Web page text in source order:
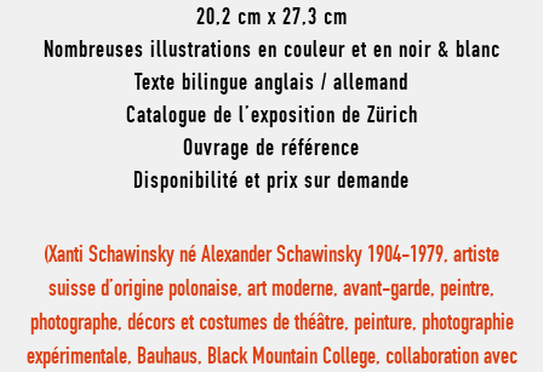
20,2 cm x 27,3 cm
Nombreuses illustrations en couleur et en noir & blanc
Texte bilingue anglais / allemand
Catalogue de l’exposition de Zürich
Ouvrage de référence
Disponibilité et prix sur demande
(Xanti Schawinsky né Alexander Schawinsky 1904-1979, artiste
suisse d’origine polonaise, art moderne, avant-garde, peintre,
photographe, décors et costumes de théâtre, peinture, photographie
expérimentale, Bauhaus, Black Mountain College, collaboration avec